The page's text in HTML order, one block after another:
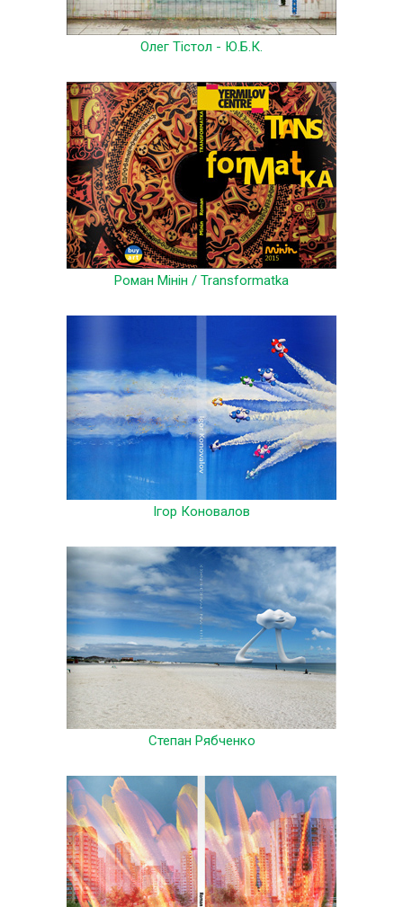
Олег Тістол - Ю.Б.К.
Роман Мінін / Transformatka
Ігор Коновалов
Степан Рябченко